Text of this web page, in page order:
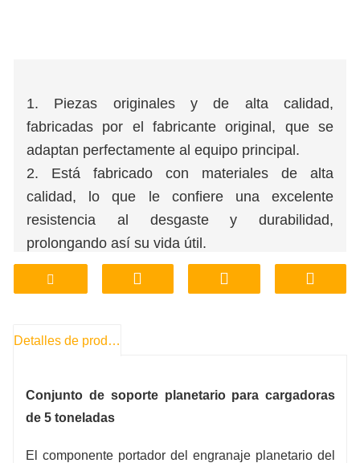
1. Piezas originales y de alta calidad,
fabricadas por el fabricante original, que se
adaptan perfectamente al equipo principal.
2. Está fabricado con materiales de alta
calidad, lo que le confiere una excelente
resistencia al desgaste y durabilidad,
prolongando así su vida útil.
3. Funcionamiento estable, bajo nivel de ruido y
una fiabilidad excepcional.
personalizar el proceso de elaboración según
garantía de calidad.
logística eficiente.
Detalles de producto
Conjunto de soporte planetario para cargadoras
de 5 toneladas
El componente portador del engranaje planetario del